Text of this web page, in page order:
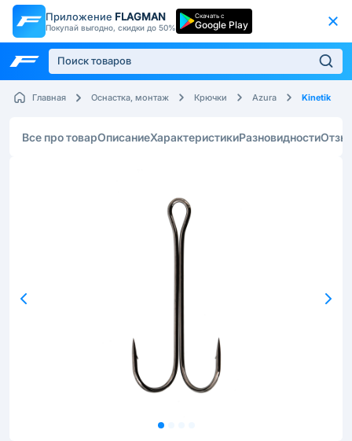
Приложение FLAGMAN
Покупай выгодно, скидки до 50%
Скачать с
Google Play
Главная Оснастка, монтаж Крючки Azura Kinetik
Все про товарОписаниеХарактеристикиРазновидности